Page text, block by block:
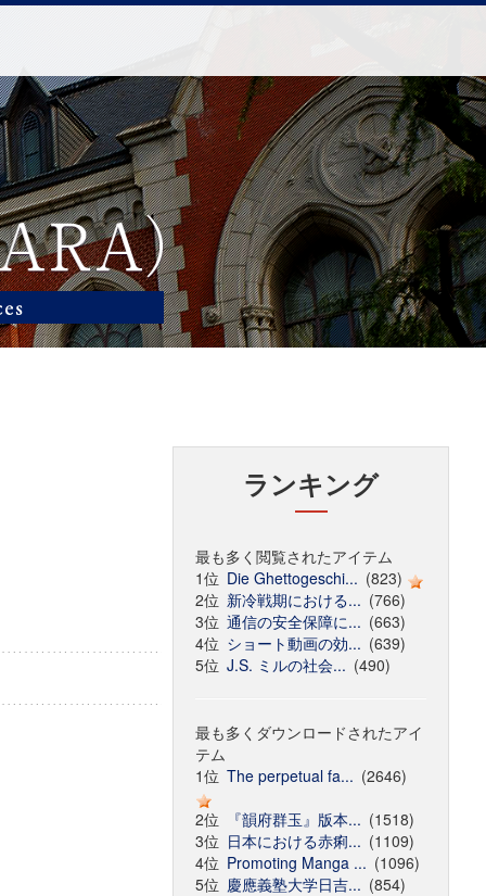
ランキング
最も多く閲覧されたアイテム
1位 Die Ghettogeschi... (823)
2位 新冷戦期における... (766)
3位 通信の安全保障に... (663)
4位 ショート動画の効... (639)
5位 J.S. ミルの社会... (490)
最も多くダウンロードされたアイ
テム
1位 The perpetual fa... (2646)
2位
『韻府群玉』版本... (1518)
3位 日本における赤痢... (1109)
4位 Promoting Manga ... (1096)
5位 慶應義塾大学日吉... (854)